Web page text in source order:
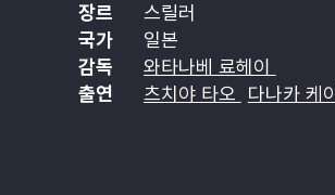
장르
스릴러
국가
일본
감독
와타나베 료헤이
출연
츠치야 타오 다나카 케이